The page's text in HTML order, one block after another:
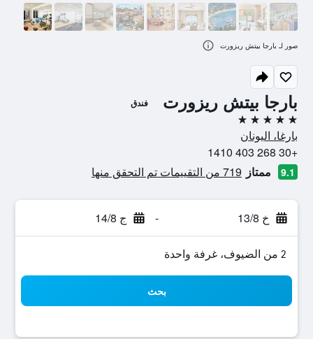
بارجا بيتش ريزورت فندق
5 نجوم
بارغا، اليونان
+30 268 403 1410
9.1 ممتاز 719 من التقييمات تم التحقق منها
خ 13/8 - ج 14/8
2 من الضيوف، غرفة واحدة
بحث
صور لـ بارجا بيتش ريزورت